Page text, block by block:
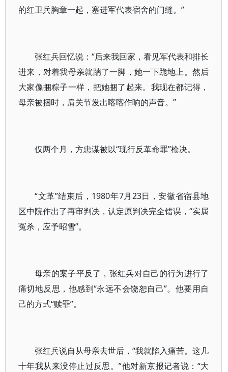
的红卫兵胸章一起，塞进军代表宿舍的门缝。”
张红兵回忆说：“后来我回家，看见军代表和排长
进来，对着我母亲就踹了一脚，她一下跪地上。然后
大家像捆粽子一样，把她捆了起来。我现在都记得，
母亲被捆时，肩关节发出喀喀作响的声音。”
仅两个月，方忠谋被以“现行反革命罪”枪决。
“文革”结束后，1980年7月23日，安徽省宿县地
区中院作出了再审判决，认定原判决完全错误，“实属
冤杀，应予昭雪”。
母亲的案子平反了，张红兵对自己的行为进行了
痛切地反思，他感到“永远不会饶恕自己”。他要用自
己的方式“赎罪”。
张红兵说自从母亲去世后，“我就陷入痛苦。这几
十年我从来没停止过反思。”他对新京报记者说：“大